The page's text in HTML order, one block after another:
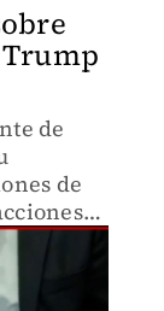
de
de
y